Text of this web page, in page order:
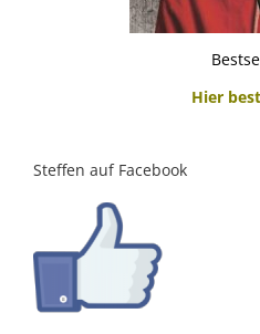
Hier
Steffen auf Facebook